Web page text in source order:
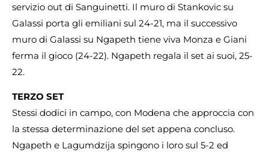
servizio out di Sanguinetti. Il muro di Stankovic su
Galassi porta gli emiliani sul 24-21, ma il successivo
muro di Galassi su Ngapeth tiene viva Monza e Giani
ferma il gioco (24-22). Ngapeth regala il set ai suoi, 25-
22.
TERZO SET
Stessi dodici in campo, con Modena che approccia con
la stessa determinazione del set appena concluso.
Ngapeth e Lagumdzija spingono i loro sul 5-2 ed